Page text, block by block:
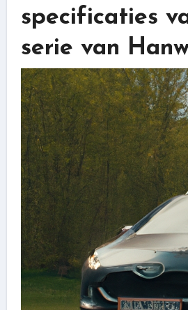
specificaties
serie van